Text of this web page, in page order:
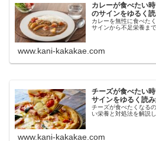
カレーが食べたい
のサインをゆるく読
カレーを無性に食べた
サインから不足栄養ま
www.kani-kakakae.com
チーズが食べたい
サインをゆるく読み
チーズが食べたくなる
い栄養と対処法を解説し
www.kani-kakakae.com